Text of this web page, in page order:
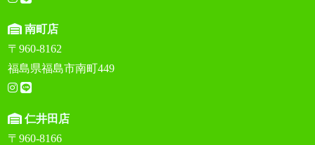
南町店
〒960-8162
福島県福島市南町449
仁井田店
〒960-8166